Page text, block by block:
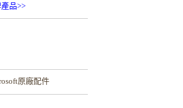
品>>
原廠配件